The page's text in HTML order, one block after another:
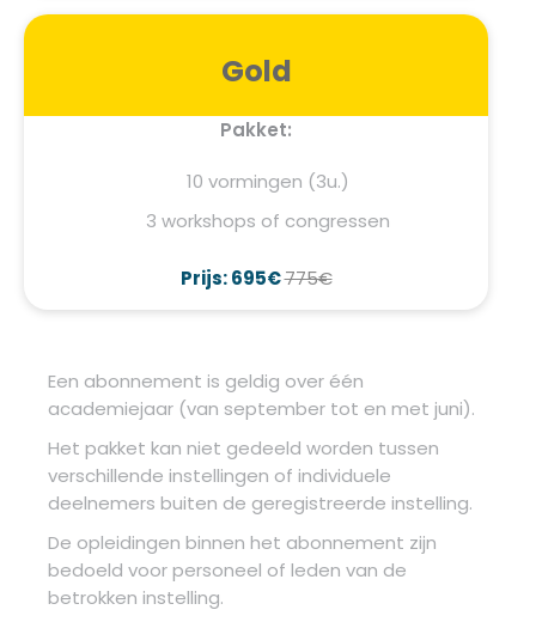
Gold
Pakket:
10 vormingen (3u.)
3 workshops of congressen
Prijs: 695€775€
Een abonnement is geldig over één
academiejaar (van september tot en met juni).
Het pakket kan niet gedeeld worden tussen
verschillende instellingen of individuele
deelnemers buiten de geregistreerde instelling.
De opleidingen binnen het abonnement zijn
bedoeld voor personeel of leden van de
betrokken instelling.